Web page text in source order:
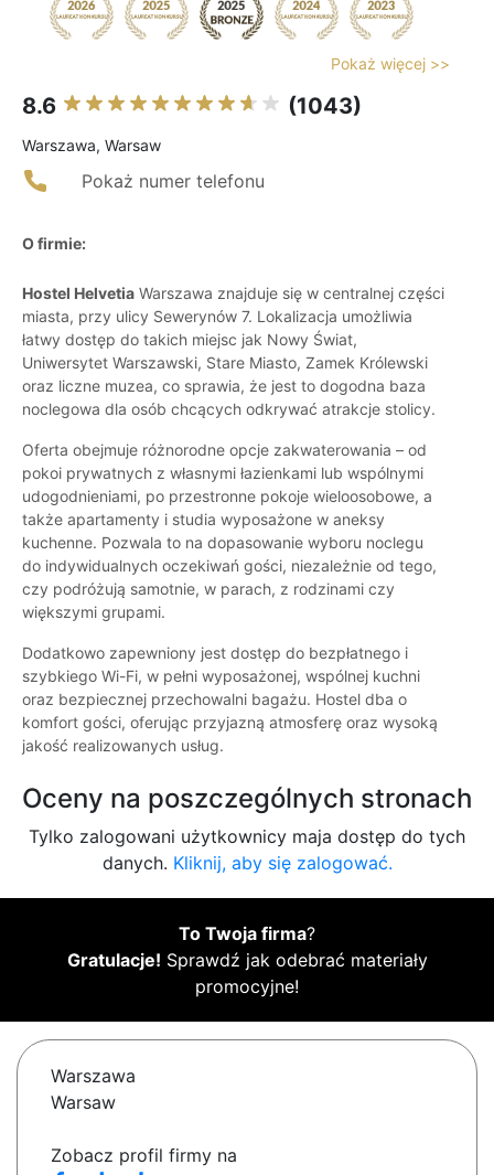
Pokaż więcej >>
8.6 (1043)
Warszawa, Warsaw
Pokaż numer telefonu
O firmie:
Hostel Helvetia Warszawa znajduje się w centralnej części
miasta, przy ulicy Sewerynów 7. Lokalizacja umożliwia
łatwy dostęp do takich miejsc jak Nowy Świat,
Uniwersytet Warszawski, Stare Miasto, Zamek Królewski
oraz liczne muzea, co sprawia, że jest to dogodna baza
noclegowa dla osób chcących odkrywać atrakcje stolicy.
Oferta obejmuje różnorodne opcje zakwaterowania – od
pokoi prywatnych z własnymi łazienkami lub wspólnymi
udogodnieniami, po przestronne pokoje wieloosobowe, a
także apartamenty i studia wyposażone w aneksy
kuchenne. Pozwala to na dopasowanie wyboru noclegu
do indywidualnych oczekiwań gości, niezależnie od tego,
czy podróżują samotnie, w parach, z rodzinami czy
większymi grupami.
Dodatkowo zapewniony jest dostęp do bezpłatnego i
szybkiego Wi-Fi, w pełni wyposażonej, wspólnej kuchni
oraz bezpiecznej przechowalni bagażu. Hostel dba o
komfort gości, oferując przyjazną atmosferę oraz wysoką
jakość realizowanych usług.
Oceny na poszczególnych stronach
Tylko zalogowani użytkownicy maja dostęp do tych
danych. Kliknij, aby się zalogować.
To Twoja firma?
Gratulacje! Sprawdź jak odebrać materiały
promocyjne!
Warszawa
Warsaw
Zobacz profil firmy na